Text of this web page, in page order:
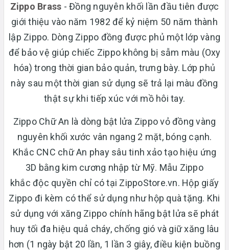
Zippo Brass - Đồng nguyên khối lần đầu tiên được
giới thiệu vào năm 1982 để kỷ niệm 50 năm thành
lập Zippo. Dòng Zippo đồng được phủ một lớp vàng
để bảo vệ giúp chiếc Zippo không bị sẫm màu (Oxy
hóa) trong thời gian bảo quản, trưng bày. Lớp phủ
này sau một thời gian sử dụng sẽ trả lại màu đồng
thật sự khi tiếp xúc với mồ hôi tay.
Zippo Chữ An là dòng bật lửa Zippo vỏ đồng vàng
nguyên khối xước vân ngang 2 mặt, bóng cạnh.
Khắc CNC chữ An phay sâu tinh xảo tạo hiệu ứng
3D bằng kim cương nhập từ Mỹ. Mẫu Zippo
khắc độc quyền chỉ có tại ZippoStore.vn. Hộp giấy
Zippo đi kèm có thể sử dụng như hộp quà tặng. Khi
sử dụng với xăng Zippo chính hãng bật lửa sẽ phát
huy tối đa hiệu quả cháy, chống gió và giữ xăng lâu
hơn (1 ngày bật 20 lần, 1 lần 3 giây, điều kiện buồng